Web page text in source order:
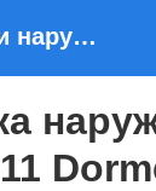
Державки наружные Державка наружная KTP-CFNL 1911 DormerPramet — купить по выгодным ценам в Москве